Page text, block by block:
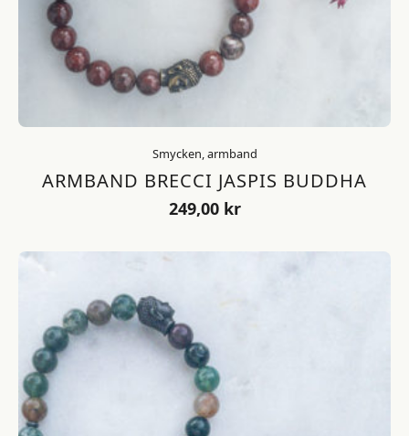
Smycken, armband
ARMBAND BRECCI JASPIS BUDDHA
249,00 kr